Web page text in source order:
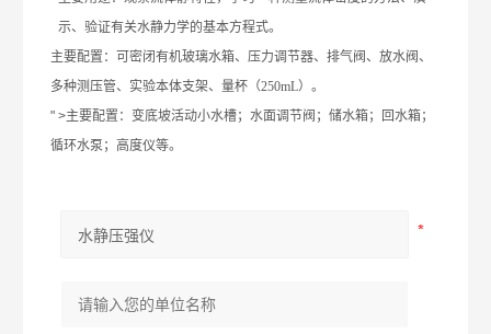
示、验证有关水静力学的基本方程式。
主要配置：可密闭有机玻璃水箱、压力调节器、排气阀、放水阀、
多种测压管、实验本体支架、量杯（250mL）。
" >主要配置：变底坡活动小水槽；水面调节阀；储水箱；回水箱；
循环水泵；高度仪等。